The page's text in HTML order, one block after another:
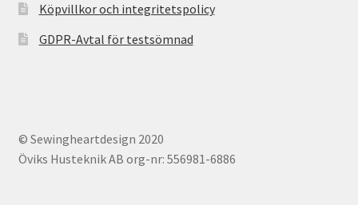
Köpvillkor och integritetspolicy
GDPR-Avtal för testsömnad
© Sewingheartdesign 2020
Öviks Husteknik AB org-nr: 556981-6886